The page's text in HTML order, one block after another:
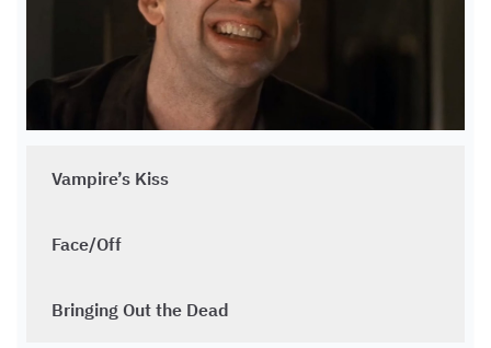
Vampire’s Kiss
Face/Off
Bringing Out the Dead